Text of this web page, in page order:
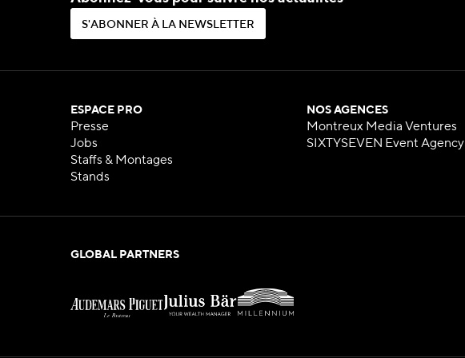
S'A BO N N E R À LA N EWS L E E R
S'ABONNER À LA NEWSLETTER
ESPACE PRO
Presse
Jobs
Staffs & Montages
Stands
NOS AGENCES
Montreux Media Ventures
SIXTYSEVEN Event Agency
GLOBAL PARTNERS